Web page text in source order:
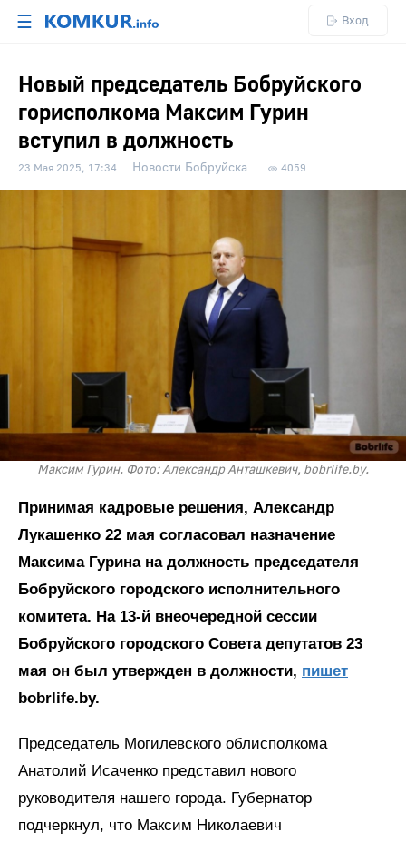
☰ Вход
Новый председатель Бобруйского
горисполкома Максим Гурин
вступил в должность
23 Мая 2025, 17:34 Новости Бобруйска 4059
Максим Гурин. Фото: Александр Анташкевич, bobrlife.by.
Принимая кадровые решения, Александр
Лукашенко 22 мая согласовал назначение
Максима Гурина на должность председателя
Бобруйского городского исполнительного
комитета. На 13-й внеочередной сессии
Бобруйского городского Совета депутатов 23
мая он был утвержден в должности, пишет
bobrlife.by.
Председатель Могилевского облисполкома
Анатолий Исаченко представил нового
руководителя нашего города. Губернатор
подчеркнул, что Максим Николаевич